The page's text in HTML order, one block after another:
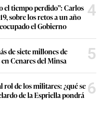
el tiempo perdido”: Carlos
sobre los retos a un año
el Gobierno
4
de siete millones de
Cenares del Minsa
5
rol de los militares: ¿qué se
de la Espriella pondrá 6